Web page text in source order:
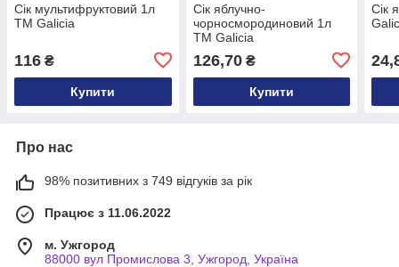
Сік мультифруктовий 1л
ТМ Galicia
116 ₴
Купити
Сік яблучно-
чорносмородиновий 1л
ТМ Galicia
126,70₴
Купити
Сік
Про нас
98% позитивних з 749 відгуків за рік
Працює з 11.06.2022
м. Ужгород
88000 вул Промислова 3, Ужгород, Україна